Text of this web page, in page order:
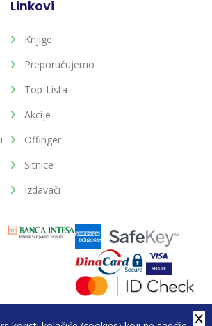
Linkovi
Knjige
Preporučujemo
Top-Lista
Akcije
Offinger
Sitnice
Izdavači